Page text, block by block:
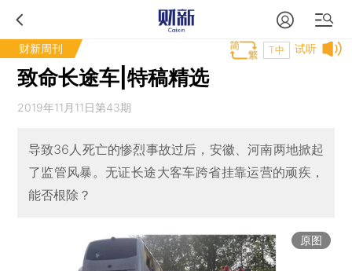
财新周刊 试听
T中
致命长途车|特稿精选
2019年11月11日第43期
导致36人死亡的惨烈事故过后，安徽、河南两地掀起
了监管风暴。无证长途大客车跨省挂靠运营的顽疾，
能否根除？
原图